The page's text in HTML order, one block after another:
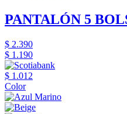
PANTALÓN 5
$ 2.390
$ 1.190
$ 1.012
Color